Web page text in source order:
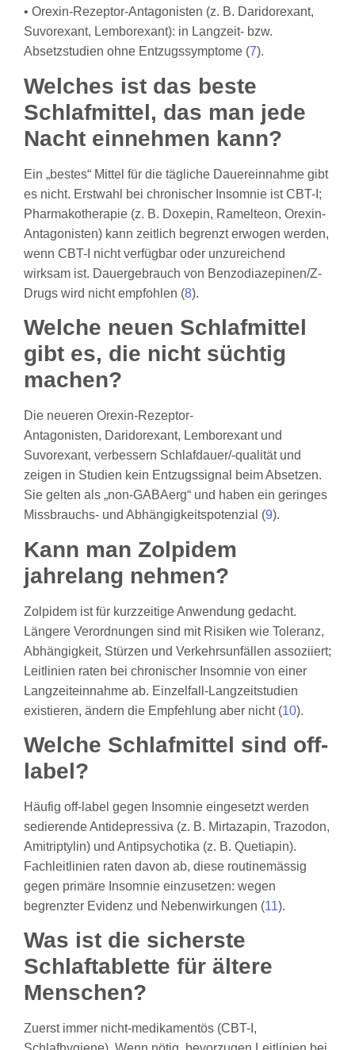
• Orexin-Rezeptor-Antagonisten (z. B. Daridorexant,
Suvorexant, Lemborexant): in Langzeit- bzw.
Absetzstudien ohne Entzugssymptome (7).
Welches ist das beste
Schlafmittel, das man jede
Nacht einnehmen kann?
Ein „bestes“ Mittel für die tägliche Dauereinnahme gibt
es nicht. Erstwahl bei chronischer Insomnie ist CBT-I;
Pharmakotherapie (z. B. Doxepin, Ramelteon, Orexin-
Antagonisten) kann zeitlich begrenzt erwogen werden,
wenn CBT-I nicht verfügbar oder unzureichend
wirksam ist. Dauergebrauch von Benzodiazepinen/Z-
Drugs wird nicht empfohlen (8).
Welche neuen Schlafmittel
gibt es, die nicht süchtig
machen?
Die neueren Orexin-Rezeptor-
Antagonisten, Daridorexant, Lemborexant und
Suvorexant, verbessern Schlafdauer/-qualität und
zeigen in Studien kein Entzugssignal beim Absetzen.
Sie gelten als „non-GABAerg“ und haben ein geringes
Missbrauchs- und Abhängigkeitspotenzial (9).
Kann man Zolpidem
jahrelang nehmen?
Zolpidem ist für kurzzeitige Anwendung gedacht.
Längere Verordnungen sind mit Risiken wie Toleranz,
Abhängigkeit, Stürzen und Verkehrsunfällen assoziiert;
Leitlinien raten bei chronischer Insomnie von einer
Langzeiteinnahme ab. Einzelfall-Langzeitstudien
existieren, ändern die Empfehlung aber nicht (10).
Welche Schlafmittel sind off-
label?
Häufig off-label gegen Insomnie eingesetzt werden
sedierende Antidepressiva (z. B. Mirtazapin, Trazodon,
Amitriptylin) und Antipsychotika (z. B. Quetiapin).
Fachleitlinien raten davon ab, diese routinemässig
gegen primäre Insomnie einzusetzen: wegen
begrenzter Evidenz und Nebenwirkungen (11).
Was ist die sicherste
Schlaftablette für ältere
Menschen?
Zuerst immer nicht-medikamentös (CBT-I,